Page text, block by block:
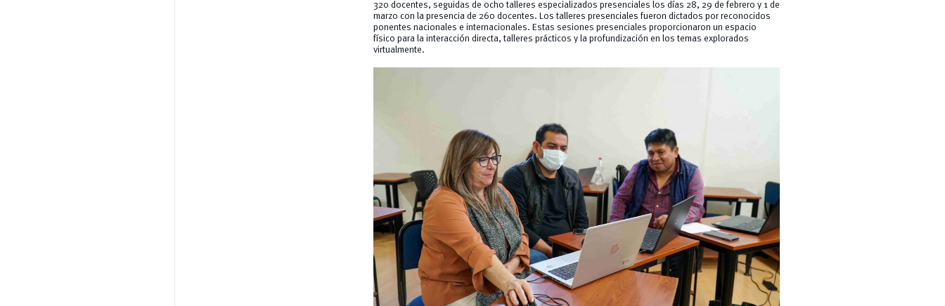
320 docentes, seguidas de ocho talleres especializados presenciales los días 28, 29 de febrero y 1 de
marzo con la presencia de 260 docentes. Los talleres presenciales fueron dictados por reconocidos
ponentes nacionales e internacionales. Estas sesiones presenciales proporcionaron un espacio
físico para la interacción directa, talleres prácticos y la profundización en los temas explorados
virtualmente.